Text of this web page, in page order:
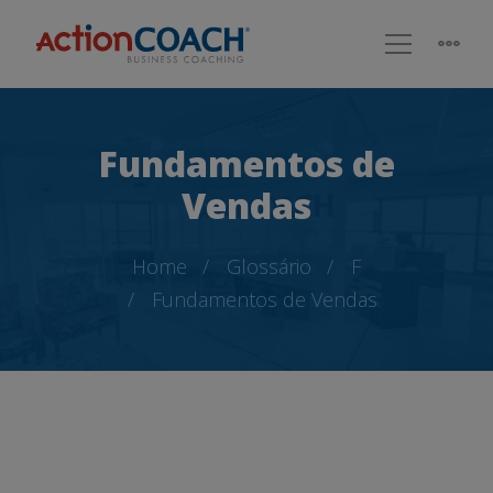
Fundamentos de
Vendas
Home Glossário
F
Fundamentos de Vendas